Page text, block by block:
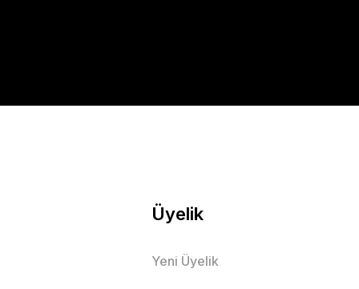
Üyelik
Yeni Üyelik